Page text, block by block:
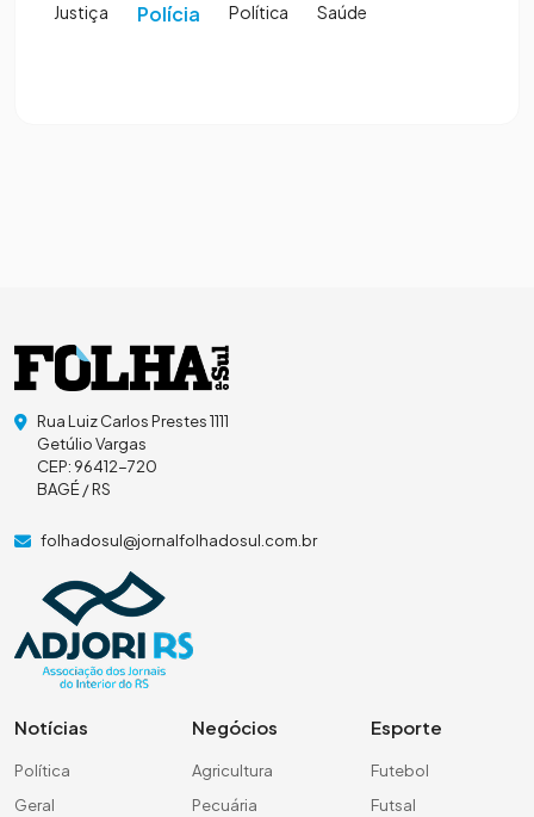
Justiça Polícia Política Saúde
Rua Luiz Carlos Prestes 1111
Getúlio Vargas
CEP: 96412-720
BAGÉ / RS
folhadosul@jornalfolhadosul.com.br
Notícias
Política
Geral
Negócios
Agricultura
Pecuária
Esporte
Futebol
Futsal